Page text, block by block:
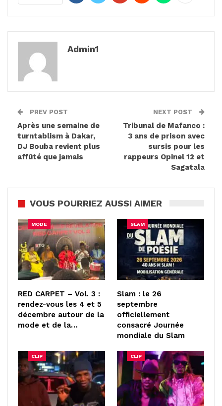
Admin1
PREV POST
Après une semaine de
turntablism à Dakar,
DJ Bouba revient plus
affûté que jamais
NEXT POST
Tribunal de Mafanco :
3 ans de prison avec
sursis pour les
rappeurs Opinel 12 et
Sagatala
VOUS POURRIEZ AUSSI AIMER
MODE
RED CARPET – Vol. 3 :
rendez-vous les 4 et 5
décembre autour de la
mode et de la…
SLAM
Slam : le 26
septembre
officiellement
consacré Journée
mondiale du Slam
CLIP CLIP